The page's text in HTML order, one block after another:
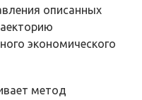
описанных
экономического
метод